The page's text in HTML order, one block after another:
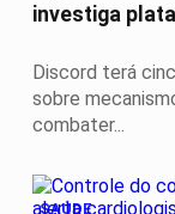
investiga
Discord terá
sobre
combater...
SAÚDE